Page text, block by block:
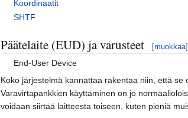
Koordinaatit
SHTF
Päätelaite (EUD) ja varusteet [muokkaa]
End-User Device
Koko järjestelmä kannattaa rakentaa niin, että
Varavirtapankkien käyttäminen on jo
voidaan siirtää laitteesta toiseen, kuten pieniä